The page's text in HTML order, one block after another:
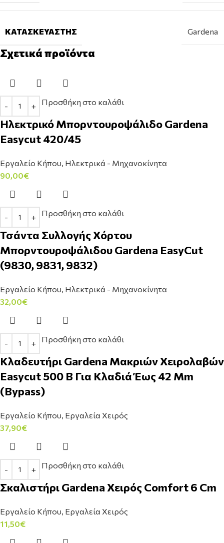
ΚΑΤΑΣΚΕΥΑΣΤΉΣ Gardena
Σχετικά προϊόντα
Προσθήκη στο καλάθι
Ηλεκτρικό Μπορντουροψάλιδο Gardena
Easycut 420/45
Εργαλείο Κήπου, Ηλεκτρικά - Μηχανοκίνητα
90,00€
Προσθήκη στο καλάθι
Τσάντα Συλλογής Χόρτου
Μπορντουροψάλιδου Gardena EasyCut
(9830, 9831, 9832)
Εργαλείο Κήπου, Ηλεκτρικά - Μηχανοκίνητα
32,00€
Προσθήκη στο καλάθι
Κλαδευτήρι Gardena Μακριών Χειρολαβών
Easycut 500 B Για Κλαδιά Έως 42 Mm
(Bypass)
Εργαλείο Κήπου, Εργαλεία Χειρός
37,90€
Προσθήκη στο καλάθι
Σκαλιστήρι Gardena Χειρός Comfort 6 Cm
Εργαλείο Κήπου, Εργαλεία Χειρός
11,50€